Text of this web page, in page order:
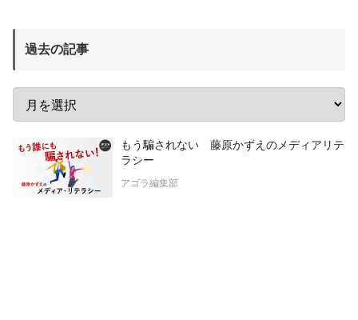
過去の記事
もう騙されない 藤原かずえのメディアリテ
ラシー
アゴラ編集部